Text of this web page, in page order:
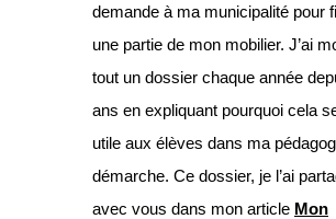
demande à ma municipalité pour
une partie de mon mobilier. J’ai
tout un dossier chaque année
ans en expliquant pourquoi cela
utile aux élèves dans ma
démarche. Ce dossier, je l’ai
avec vous dans mon article Mon